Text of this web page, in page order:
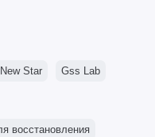
New Star Gss Lab
восстановления